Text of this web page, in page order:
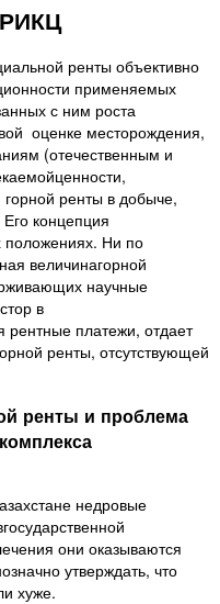
ренты объективно
применяемых
с ним роста
оценке месторождения,
(отечественным и
ренты в добыче,
концепция
положениях. Ни по
величинагорной
научные
в
рентные платежи, отдает
ренты, отсутствующей
ренты и проблема
недровые
они оказываются
утверждать, что
хуже.